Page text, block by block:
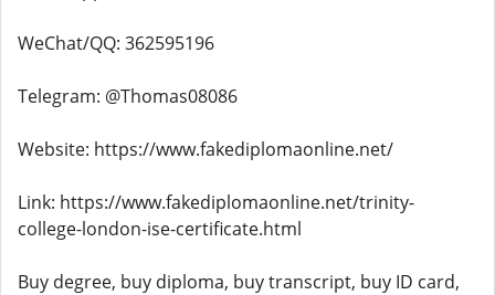
WeChat/QQ: 362595196
Telegram: @Thomas08086
Website: https://www.fakediplomaonline.net/
Link: https://www.fakediplomaonline.net/trinity-
college-london-ise-certificate.html
Buy degree, buy diploma, buy transcript, buy ID card,